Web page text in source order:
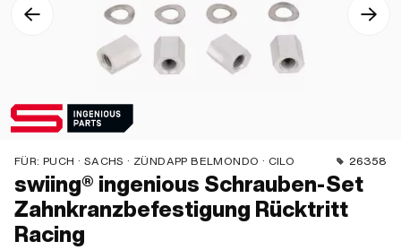
FÜR: PUCH · SACHS · ZÜNDAPP BELMONDO · CILO 26358
swiing® ingenious Schrauben-Set
Zahnkranzbefestigung Rücktritt
Racing